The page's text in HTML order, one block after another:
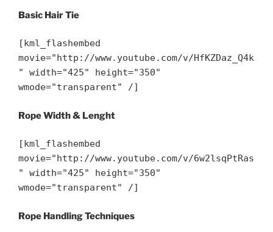
Basic Hair Tie
[kml_flashembed
movie="http://www.youtube.com/v/HfKZDaz_Q4k
" width="425" height="350"
wmode="transparent" /]
Rope Width & Lenght
[kml_flashembed
movie="http://www.youtube.com/v/6w2lsqPtRas
" width="425" height="350"
wmode="transparent" /]
Rope Handling Techniques